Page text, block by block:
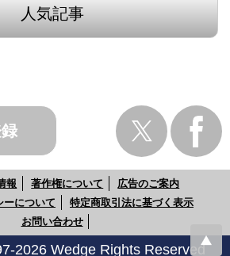
人気記事
報 著作権について
広告のご案内
ーについて
特定商取引法に基づく表示
お問い合わせ
2026 Wedge Rights Reserved